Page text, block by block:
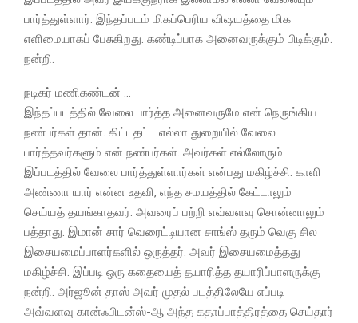
பார்த்துள்ளார். இந்தப்படம் மிகப்பெரிய விஷயத்தை மிக
எளிமையாகப் பேசுகிறது. கண்டிப்பாக அனைவருக்கும் பிடிக்கும்.
நன்றி.
நடிகர் மணிகண்டன் …
இந்தப்படத்தில் வேலை பார்த்த அனைவருமே என் நெருங்கிய
நண்பர்கள் தான். கிட்டதட்ட எல்லா துறையில் வேலை
பார்த்தவர்களும் என் நண்பர்கள். அவர்கள் எல்லோரும்
இப்படத்தில் வேலை பார்த்துள்ளார்கள் என்பது மகிழ்ச்சி. காளி
அண்ணா யார் என்ன உதவி, எந்த சமயத்தில் கேட்டாலும்
செய்யத் தயங்காதவர். அவரைப் பற்றி எவ்வளவு சொன்னாலும்
பத்தாது. இமான் சார் வெரைட்டியான சாங்ஸ் தரும் வெகு சில
இசையமைப்பாளர்களில் ஒருத்தர். அவர் இசையமைத்தது
மகிழ்ச்சி. இப்படி ஒரு கதையைத் தயாரித்த தயாரிப்பாளருக்கு
நன்றி. அர்ஜூன் தாஸ் அவர் முதல் படத்திலேயே எப்படி
அவ்வளவு கான்ஃபிடன்ஸ்-ஆ அந்த கதாப்பாத்திரத்தை செய்தார்